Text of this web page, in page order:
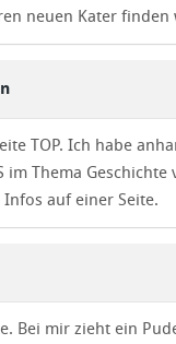
neuen Kater finden
TOP. Ich habe
im Thema Geschichte
Infos auf einer Seite.
Bei mir zieht ein